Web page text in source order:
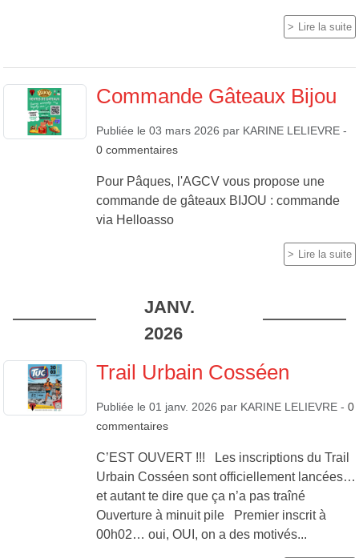
Lire la suite
Commande Gâteaux Bijou
Publiée le 03 mars 2026 par KARINE LELIEVRE -
0 commentaires
Pour Pâques, l'AGCV vous propose une
commande de gâteaux BIJOU : commande
via Helloasso
Lire la suite
JANV.
2026
Trail Urbain Cosséen
Publiée le 01 janv. 2026 par KARINE LELIEVRE - 0
commentaires
C’EST OUVERT !!! Les inscriptions du Trail
Urbain Cosséen sont officiellement lancées…
et autant te dire que ça n’a pas traîné
Ouverture à minuit pile Premier inscrit à
00h02… oui, OUI, on a des motivés...